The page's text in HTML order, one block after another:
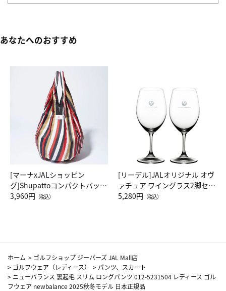
あなたへのおすすめ
[マーナxJALショッピン
グ]Shupattoコンパクトバッグ
Drop JAL客室乗務員（LC）ス
3,960円 （税込）
[リーデル]JALオリジナル オヴ
ァチュア ワイングラス2脚セッ
ト（レッドワイン）
5,280円 （税込）
ホーム > ゴルフショップ ジーパーズ JAL Mall店
> ゴルフウェア（レディース） > パンツ、スカート
> ニューバランス 裏起毛 スリム ロングパンツ 012-5231504 レディース ゴル
フウェア newbalance 2025秋冬モデル 日本正規品